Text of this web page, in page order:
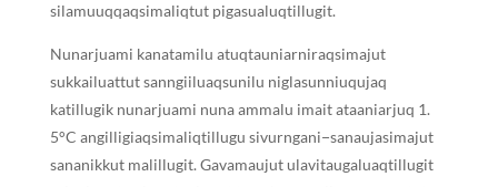
silamuuqqaqsimaliqtut pigasualuqtillugit.
Nunarjuami kanatamilu atuqtauniarniraqsimajut
sukkailuattut sanngiiluaqsunilu niglasunniuqujaq
katillugik nunarjuami nuna ammalu imait ataaniarjuq 1.
5°C angilligiaqsimaliqtillugu sivurngani−sanaujasimajut
sananikkut malillugit. Gavamaujut ulavitaugaluaqtillugit